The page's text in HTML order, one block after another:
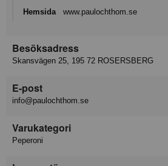
Hemsida
www.paulochthom.se
Besöksadress
Skansvägen 25, 195 72 ROSERSBERG
E-post
info@paulochthom.se
Varukategori
Peperoni